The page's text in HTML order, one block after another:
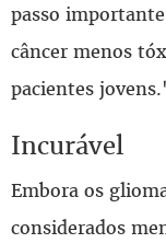
passo
câncer menos
pacientes
Incurável
Embora os
considerados